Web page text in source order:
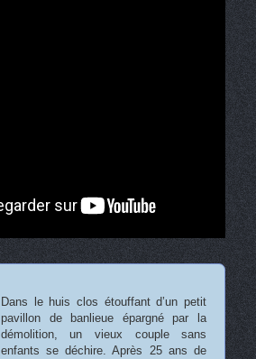
Dans le huis clos étouffant d’un petit
pavillon de banlieue épargné par la
démolition, un vieux couple sans
enfants se déchire. Après 25 ans de